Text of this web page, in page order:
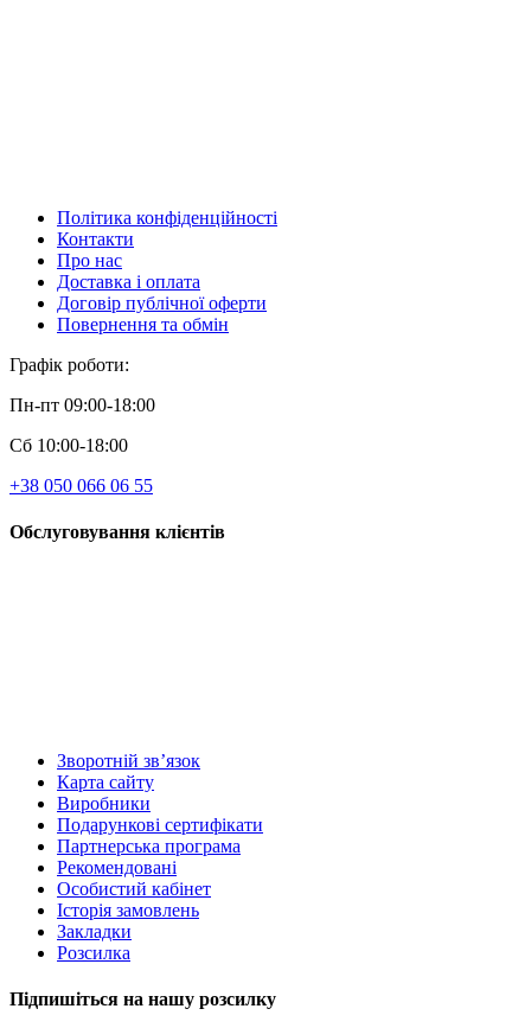
Політика конфіденційності
Контакти
Про нас
Доставка і оплата
Договір публічної оферти
Повернення та обмін
Графік роботи:
Пн-пт 09:00-18:00
Сб 10:00-18:00
+38 050 066 06 55
Обслуговування клієнтів
Зворотній зв’язок
Карта сайту
Виробники
Подарункові сертифікати
Партнерська програма
Рекомендовані
Особистий кабінет
Історія замовлень
Закладки
Розсилка
Підпишіться на нашу розсилку